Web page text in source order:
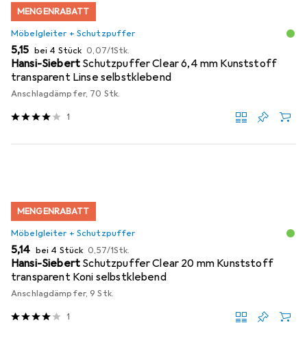
MENGENRABATT
Möbelgleiter + Schutzpuffer
EUR
5,15 bei 4 Stück EUR
0,07/1Stk.
Hansi-Siebert Schutzpuffer Clear 6,4 mm Kunststoff
transparent Linse selbstklebend
Anschlagdämpfer, 70 Stk.
1
MENGENRABATT
Möbelgleiter + Schutzpuffer
EUR
5,14 bei 4 Stück EUR
0,57/1Stk.
Hansi-Siebert Schutzpuffer Clear 20 mm Kunststoff
transparent Koni selbstklebend
Anschlagdämpfer, 9 Stk.
1